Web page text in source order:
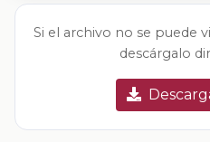
Si el archivo no se puede
descárgalo